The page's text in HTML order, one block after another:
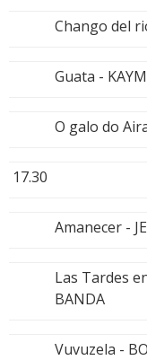
Chango del
Guata -
O galo do
17.30
Amanecer -
Las Tardes
BANDA
Vuvuzela -